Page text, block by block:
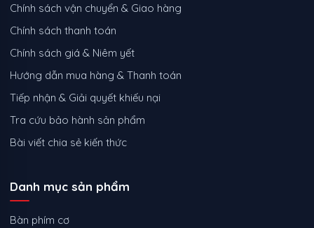
Chính sách vận chuyển & Giao hàng
Chính sách thanh toán
Chính sách giá & Niêm yết
Hướng dẫn mua hàng & Thanh toán
Tiếp nhận & Giải quyết khiếu nại
Tra cứu bảo hành sản phẩm
Bài viết chia sẻ kiến thức
Danh mục sản phẩm
Bàn phím cơ